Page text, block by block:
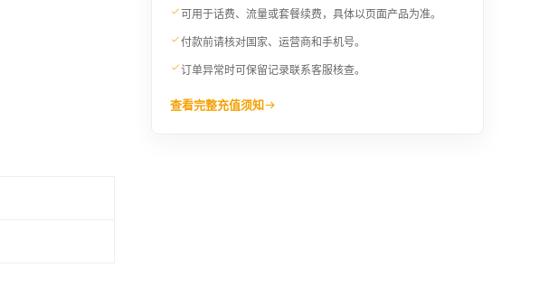
可用于话费、流量或套餐续费，具体以页面产品为准。
付款前请核对国家、运营商和手机号。
订单异常时可保留记录联系客服核查。
查看完整充值须知